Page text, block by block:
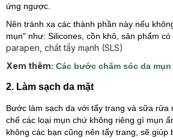
ứng ngược.
Nên tránh xa các thành phần này nếu
mụn" như: Silicones, cồn khô, sản phẩm có
parapen, chất tẩy mạnh (SLS)
Xem thêm: Các bước chăm sóc da
2. Làm sạch da mặt
Bước làm sạch da với tẩy trang và sữa rửa
chế các loại mụn chứ không riêng gì mụn
không các bạn cũng nên tẩy trang, sẽ giúp